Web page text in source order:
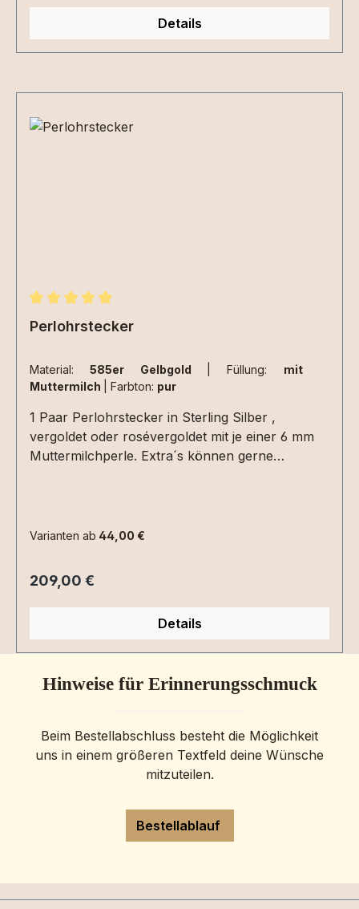
Details
Durchschnittliche Bewertung von 5 von 5 Sternen
Perlohrstecker
Material: 585er Gelbgold Füllung: mit
Muttermilch
Farbton: pur
1 Paar Perlohrstecker in Sterling Silber ,
vergoldet oder rosévergoldet mit je einer 6 mm
Muttermilchperle. Extra´s können gerne
das Paar Ohrringe ausgewählt werden.
Varianten ab 44,00 €
Regulärer Preis:
209,00 €
Details
Hinweise für Erinnerungsschmuck
Beim Bestellabschluss besteht die Möglichkeit
uns in einem größeren Textfeld deine Wünsche
mitzuteilen.
Bestellablauf